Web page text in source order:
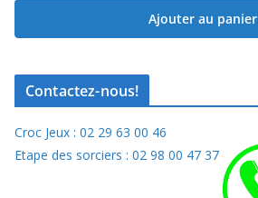
Ajouter au panier
Contactez-nous!
Croc Jeux : 02 29 63 00 46
Etape des sorciers : 02 98 00 47 37